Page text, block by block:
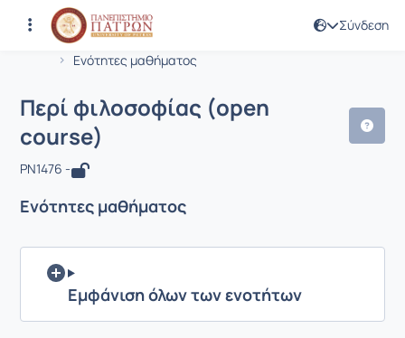
Σύνδεση
Αρχική Σελίδα
Ενότητες μαθήματος
Μάθημα : Περί φιλοσοφίας (open
Κωδικός : PN1476
Περί φιλοσοφίας (open
course)
PN1476 -
Ενότητες μαθήματος
Εμφάνιση όλων των ενοτήτων